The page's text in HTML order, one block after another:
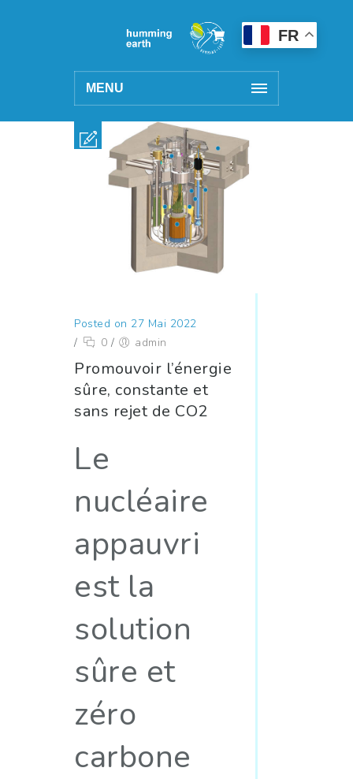
MENU
FR
Posted on 27 Mai 2022
/
0 / admin
Promouvoir l’énergie
sûre, constante et
sans rejet de CO2
Le
nucléaire
appauvri
est la
solution
sûre et
zéro
carbone